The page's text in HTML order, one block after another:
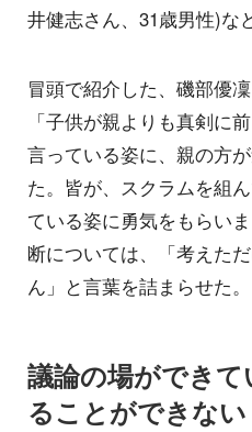
井健志さん、31歳男性)な
冒頭で紹介した、磯部優
「子供が親よりも真剣に
言っている姿に、親の方
た。皆が、スクラムを組
ている姿に勇気をもらい
断については、「考えた
ん」と言葉を詰まらせた。
議論の場ができ
ることができない